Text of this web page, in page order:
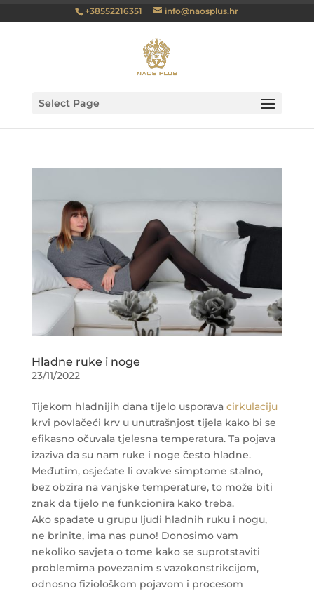
+38552216351 info@naosplus.hr
Select Page
Hladne ruke i noge
23/11/2022
Tijekom hladnijih dana tijelo usporava cirkulaciju
krvi povlačeći krv u unutrašnjost tijela kako bi se
efikasno očuvala tjelesna temperatura. Ta pojava
izaziva da su nam ruke i noge često hladne.
Međutim, osjećate li ovakve simptome stalno,
bez obzira na vanjske temperature, to može biti
znak da tijelo ne funkcionira kako treba.
Ako spadate u grupu ljudi hladnih ruku i nogu,
ne brinite, ima nas puno! Donosimo vam
nekoliko savjeta o tome kako se suprotstaviti
problemima povezanim s vazokonstrikcijom,
odnosno fiziološkom pojavom i procesom